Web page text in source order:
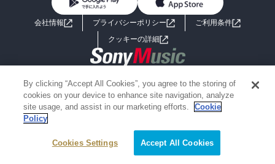
ライトノベル 男子向けラノベ
小説
海外小説
ミステリー SF
歴史・時代小説
グラビア写真集
よくあるご質問 お問い合わせ
会社情報 プライバシーポリシー
ご利用条件
クッキーの詳細
Copyright 2017 - 2026 Sony Music Entertainment(Japan) Inc.
Information on the site is for the Japan domestic market only
powered by
By clicking “Accept All Cookies”, you agree to the storing of
cookies on your device to enhance site navigation, analyze
site usage, and assist in our marketing efforts.
Cookie
Policy
Cookies Settings Accept All Cookies